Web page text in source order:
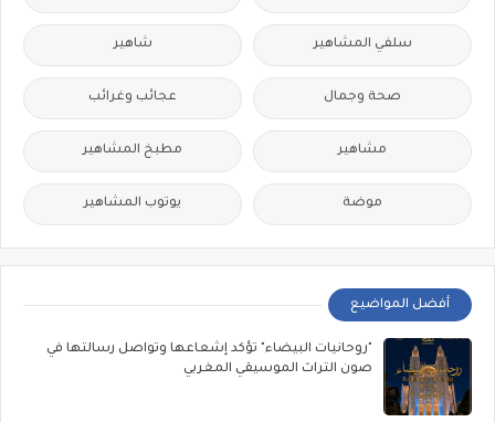
سلفي المشاهير شاهير
صحة وجمال عجائب وغرائب
مشاهير مطبخ المشاهير
موضة يوتوب المشاهير
أفضل المواضيع
"روحانيات البيضاء" تؤكد إشعاعها وتواصل رسالتها في
صون التراث الموسيقي المغربي